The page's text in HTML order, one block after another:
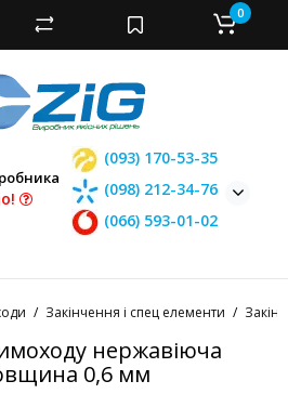
(093) 170-53-35
(098) 212-34-76
(066) 593-01-02
0
Закінчення і спец елементи
нержавіюча
0,6 мм